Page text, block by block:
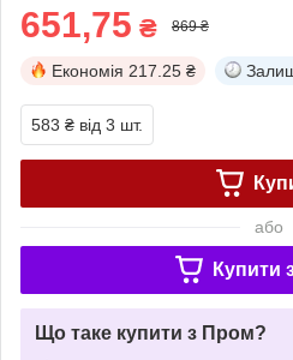
651,75 ₴ 869 ₴
Економія 217.25 ₴
583 ₴ від 3 шт.
або
Купити
Що таке купити з Пром?